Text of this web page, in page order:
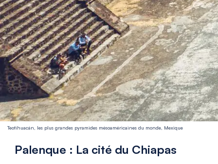
Teotihuacán, les plus grandes pyramides mésoaméricaines du monde, Mexique
Palenque : La cité du Chiapas